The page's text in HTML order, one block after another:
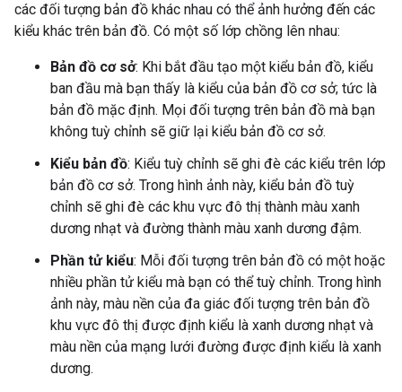
các đối tượng bản đồ khác nhau có thể ảnh hưởng đến các
kiểu khác trên bản đồ. Có một số lớp chồng lên nhau:
Bản đồ cơ sở: Khi bắt đầu tạo một kiểu bản đồ, kiểu
ban đầu mà bạn thấy là kiểu của bản đồ cơ sở; tức là
bản đồ mặc định. Mọi đối tượng trên bản đồ mà bạn
không tuỳ chỉnh sẽ giữ lại kiểu bản đồ cơ sở.
Kiểu bản đồ: Kiểu tuỳ chỉnh sẽ ghi đè các kiểu trên lớp
bản đồ cơ sở. Trong hình ảnh này, kiểu bản đồ tuỳ
chỉnh sẽ ghi đè các khu vực đô thị thành màu xanh
dương nhạt và đường thành màu xanh dương đậm.
Phần tử kiểu: Mỗi đối tượng trên bản đồ có một hoặc
nhiều phần tử kiểu mà bạn có thể tuỳ chỉnh. Trong hình
ảnh này, màu nền của đa giác đối tượng trên bản đồ
khu vực đô thị được định kiểu là xanh dương nhạt và
màu nền của mạng lưới đường được định kiểu là xanh
dương.